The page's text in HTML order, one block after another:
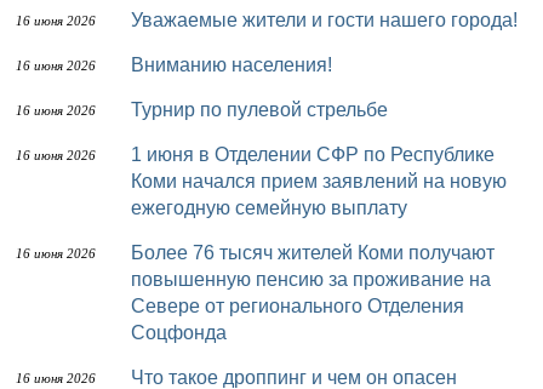
16 июня 2026 Уважаемые жители и гости нашего города!
16 июня 2026 Вниманию населения!
16 июня 2026 Турнир по пулевой стрельбе
16 июня 2026
1 июня в Отделении СФР по Республике
Коми начался прием заявлений на новую
ежегодную семейную выплату
16 июня 2026
Более 76 тысяч жителей Коми получают
повышенную пенсию за проживание на
Севере от регионального Отделения
Соцфонда
16 июня 2026 Что такое дроппинг и чем он опасен